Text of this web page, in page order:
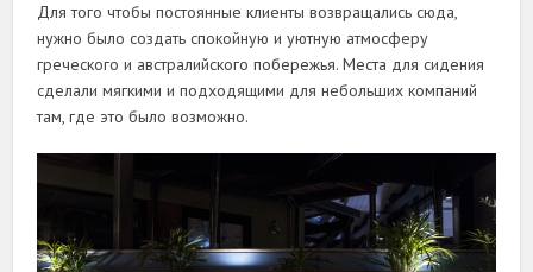
Для того чтобы постоянные клиенты возвращались сюда,
нужно было создать спокойную и уютную атмосферу
греческого и австралийского побережья. Места для сидения
сделали мягкими и подходящими для небольших компаний
там, где это было возможно.